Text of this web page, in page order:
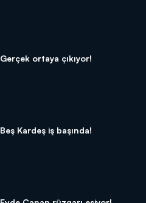
Gerçek ortaya çıkıyor!
Beş Kardeş iş başında!